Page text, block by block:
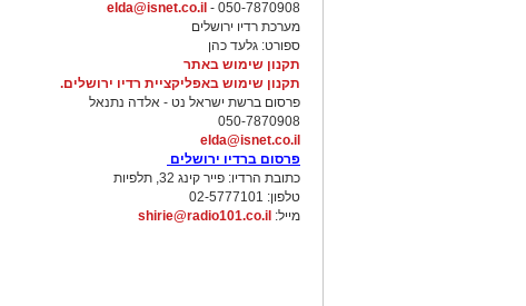
050-7870908 -
elda@isnet.co.il
מערכת רדיו ירושלים
ספורט: גלעד כהן
תקנון שימוש באתר
תקנון שימוש באפליקציית רדיו ירושלים.
פרסום ברשת ישראל נט - אלדה נתנאל
050-7870908
elda@isnet.co.il
פרסום ברדיו ירושלים
כתובת הרדיו: פייר קינג 32, תלפיות
טלפון: 02-5777101
מייל: shirie@radio101.co.il